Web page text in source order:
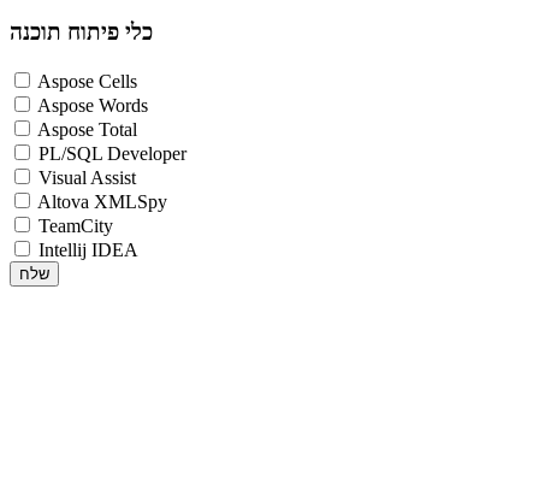
כלי פיתוח תוכנה
Aspose Cells
Aspose Words
Aspose Total
PL/SQL Developer
Visual Assist
Altova XMLSpy
TeamCity
Intellij IDEA